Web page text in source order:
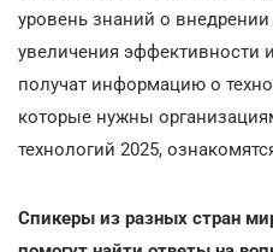
уровень знаний о
увеличения эффективности
получат информацию о
которые нужны
технологий 2025,
Спикеры из разных стран